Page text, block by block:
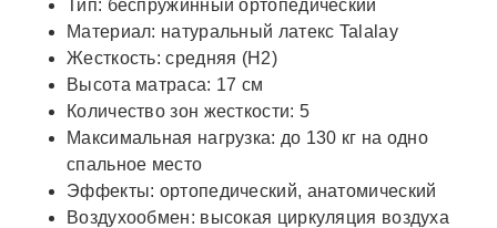
Тип: беспружинный ортопедический
Материал: натуральный латекс Talalay
Жесткость: средняя (H2)
Высота матраса: 17 см
Количество зон жесткости: 5
Максимальная нагрузка: до 130 кг на одно
спальное место
Эффекты: ортопедический, анатомический
Воздухообмен: высокая циркуляция воздуха